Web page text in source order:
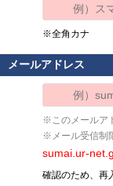
※全角カナ
メールアドレス
※このメールア
※メール受信制
sumai.ur-
確認のため、再